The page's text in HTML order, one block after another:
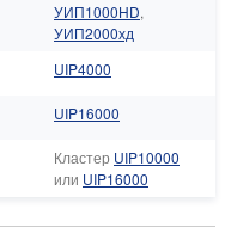
УИП1000HD,
УИП2000хд
UIP4000
UIP16000
Кластер UIP10000
или UIP16000